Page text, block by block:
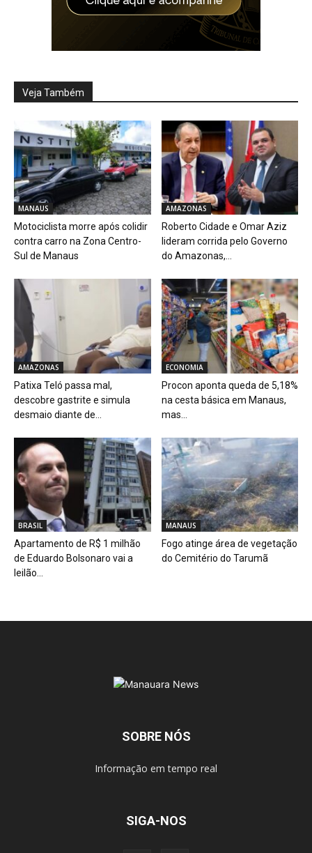
Veja Também
MANAUS
Motociclista morre após colidir
contra carro na Zona Centro-
Sul de Manaus
AMAZONAS
Roberto Cidade e Omar Aziz
lideram corrida pelo Governo
do Amazonas,...
AMAZONAS
Patixa Teló passa mal,
descobre gastrite e simula
desmaio diante de...
ECONOMIA
Procon aponta queda de 5,18%
na cesta básica em Manaus,
mas...
BRASIL
Apartamento de R$ 1 milhão
de Eduardo Bolsonaro vai a
leilão...
MANAUS
Fogo atinge área de vegetação
do Cemitério do Tarumã
SOBRE NÓS
Informação em tempo real
SIGA-NOS